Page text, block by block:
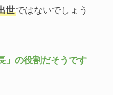
世ではないでしょう
」の役割だそうです